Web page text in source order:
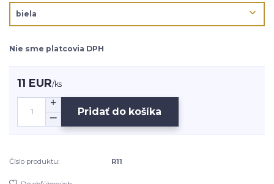
Nie sme platcovia DPH
11 EUR/ks
Pridať do košíka
Číslo produktu: R11